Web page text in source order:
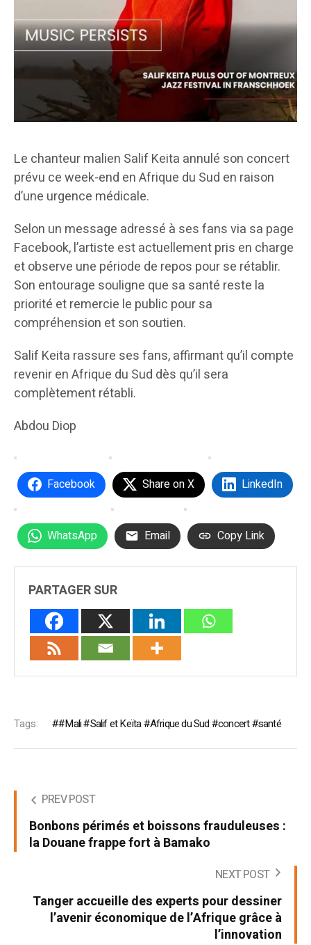
Le chanteur malien Salif Keita annulé son concert
prévu ce week-end en Afrique du Sud en raison
d’une urgence médicale.
Selon un message adressé à ses fans via sa page
Facebook, l’artiste est actuellement pris en charge
et observe une période de repos pour se rétablir.
Son entourage souligne que sa santé reste la
priorité et remercie le public pour sa
compréhension et son soutien.
Salif Keita rassure ses fans, affirmant qu’il compte
revenir en Afrique du Sud dès qu’il sera
complètement rétabli.
Abdou Diop
Facebook Share on X LinkedIn
WhatsApp Email Copy Link
PARTAGER SUR
Tags: #Mali #Salif et Keïta #Afrique du Sud #concert #santé
PREV POST
Bonbons périmés et boissons frauduleuses :
la Douane frappe fort à Bamako
NEXT POST
Tanger accueille des experts pour dessiner
l’avenir économique de l’Afrique grâce à
l’innovation